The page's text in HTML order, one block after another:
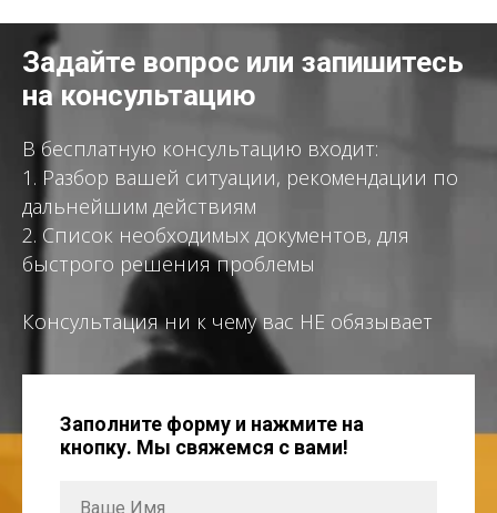
Задайте вопрос или запишитесь
на консультацию
В бесплатную консультацию входит:
1. Разбор вашей ситуации, рекомендации по
дальнейшим действиям
2. Список необходимых документов, для
быстрого решения проблемы
Консультация ни к чему вас НЕ обязывает
Заполните форму и нажмите на
кнопку. Мы свяжемся с вами!